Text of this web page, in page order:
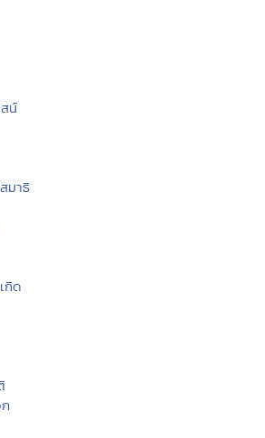
น์
มาธิ
กิด